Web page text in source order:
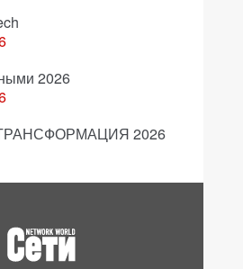
2026
2026